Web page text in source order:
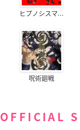
ヒプノシスマ...
呪術廻戦
OFFICIAL